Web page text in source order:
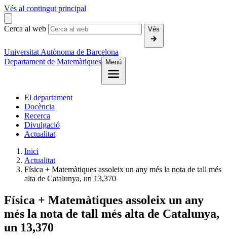
Vés al contingut principal
Cerca al web Vés
Universitat Autònoma de Barcelona
Departament de Matemàtiques
Menú
El departament
Docència
Recerca
Divulgació
Actualitat
Inici
Actualitat
Física + Matemàtiques assoleix un any més la nota de tall més
alta de Catalunya, un 13,370
Física + Matemàtiques assoleix un any
més la nota de tall més alta de Catalunya,
un 13,370